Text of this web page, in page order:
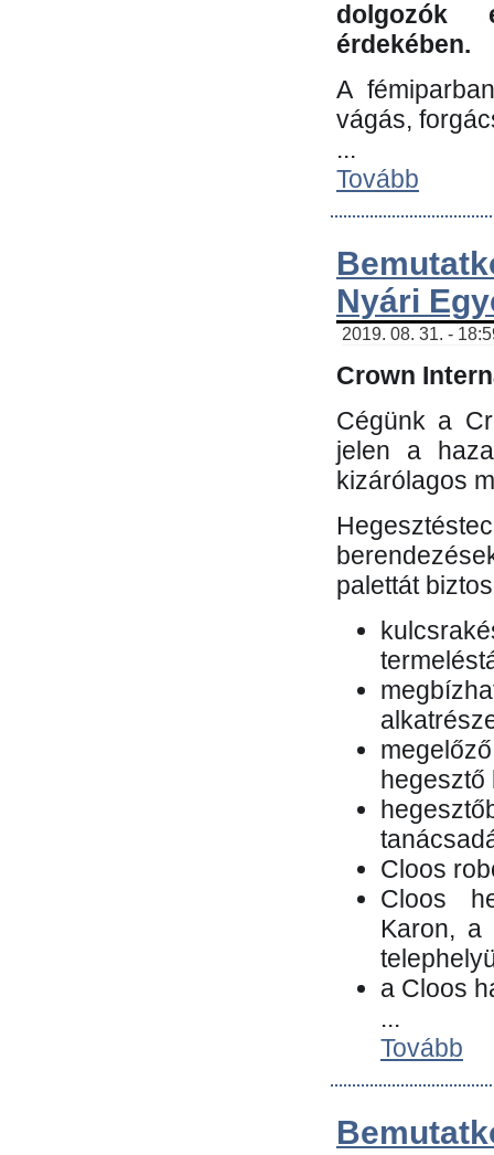
dolgozók
érdekében.
A
vágás,
...
Tovább
Nyári
2019. 08. 31. -
Crown
Cégünk a
jelen a
kizárólagos
palettát
hegesztő
Cloos
Cloos
Karon, a
a Cloos
...
Tovább